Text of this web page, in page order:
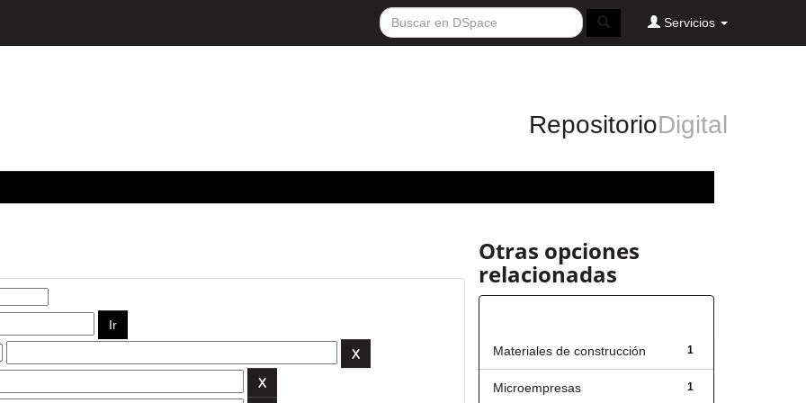
Servicios
RepositorioDigital
Otras opciones
relacionadas
1
Materiales de construcción
1
Microempresas